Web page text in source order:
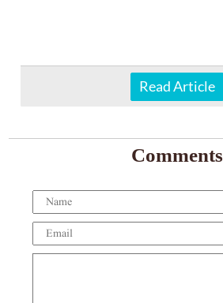
Read Article
Comments